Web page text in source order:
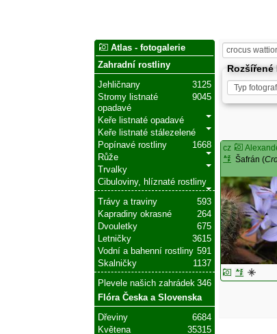
cz
Šafrán (
Atlas - fotogalerie
Zahradní rostliny
3125
Jehličnany
9045
Stromy listnaté
opadavé
Keře listnaté opadavé
Keře listnaté stálezelené
1668
Popínavé rostliny
Růže
Trvalky
Cibuloviny, hlíznaté rostliny
593
Trávy a traviny
264
Kapradiny okrasné
675
Dvouletky
3615
Letničky
591
Vodní a bahenní rostliny
1137
Skalničky
346
Plevele našich zahrádek
Flóra Česka a Slovenska
6684
Dřeviny
35315
Květena